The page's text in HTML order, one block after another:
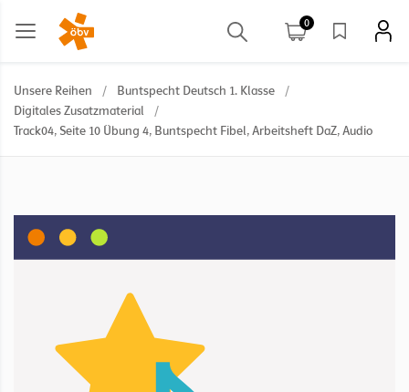
0
Unsere Reihen / Buntspecht Deutsch 1. Klasse
/
Digitales Zusatzmaterial
/
Track04, Seite 10 Übung 4, Buntspecht Fibel, Arbeitsheft DaZ, Audio